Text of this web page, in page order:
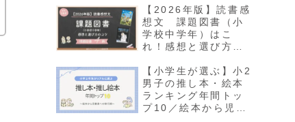
【2026年版】読書感
想文 課題図書（小
学校中学年）はこ
れ！感想と選び方の
【小学生が選ぶ】小2
男子の推し本・絵本
ランキング年間トッ
プ10／絵本から児童